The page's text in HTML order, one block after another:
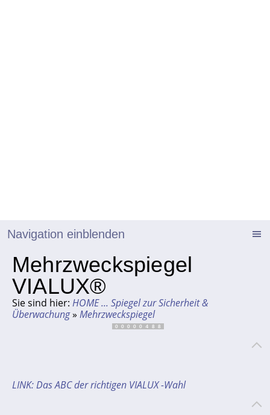
Navigation einblenden
Mehrzweckspiegel
VIALUX®
Sie sind hier: HOME ... Spiegel zur Sicherheit &
Überwachung» Mehrzweckspiegel
LINK: Das ABC der richtigen VIALUX -Wahl